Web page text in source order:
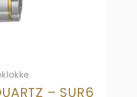
– SUR6